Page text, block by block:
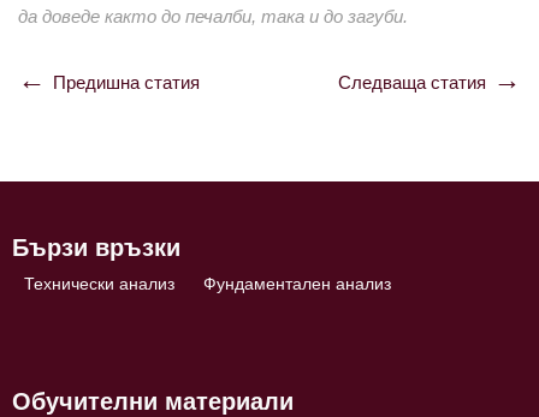
да доведе както до печалби, така и до загуби.
Навигация
Предишна статия Следваща статия
Бързи връзки
Технически анализ Фундаментален анализ
Обучителни материали